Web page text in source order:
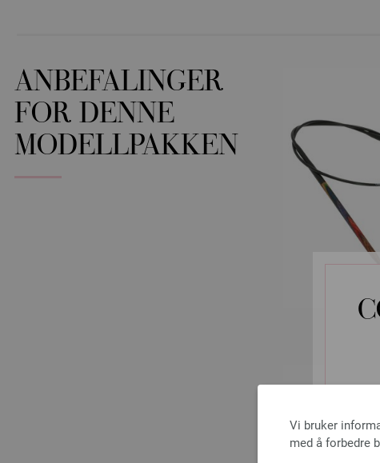
Vi bruker
med å forbedre
ANBEFALINGER
FOR DENNE
MODELLPAKKEN